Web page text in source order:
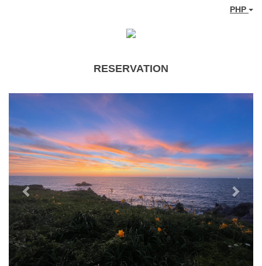
PHP
RESERVATION
Previous Next